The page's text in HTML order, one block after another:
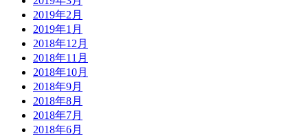
2019年2月
2019年1月
2018年12月
2018年11月
2018年10月
2018年9月
2018年8月
2018年7月
2018年6月